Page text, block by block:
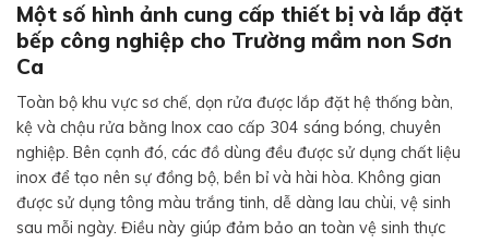
Một số hình ảnh cung cấp thiết bị và lắp đặt
bếp công nghiệp cho Trường mầm non Sơn
Ca
Toàn bộ khu vực sơ chế, dọn rửa được lắp đặt hệ thống bàn,
kệ và chậu rửa bằng Inox cao cấp 304 sáng bóng, chuyên
nghiệp. Bên cạnh đó, các đồ dùng đều được sử dụng chất liệu
inox để tạo nên sự đồng bộ, bền bỉ và hài hòa. Không gian
được sử dụng tông màu trắng tinh, dễ dàng lau chùi, vệ sinh
sau mỗi ngày. Điều này giúp đảm bảo an toàn vệ sinh thực